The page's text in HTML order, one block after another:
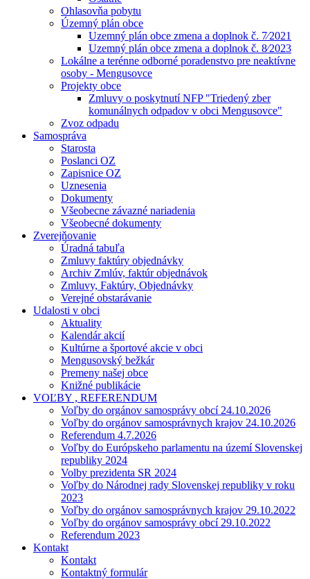
Ohlasovňa pobytu
Územný plán obce
Uzemný plán obce zmena a doplnok č. 7⁄2021
Uzemný plán obce zmena a doplnok č. 8⁄2023
Lokálne a terénne odborné poradenstvo pre neaktívne
osoby - Mengusovce
Projekty obce
Zmluvy o poskytnutí NFP "Triedený zber
komunálnych odpadov v obci Mengusovce"
Zvoz odpadu
Samospráva
Starosta
Poslanci OZ
Zapisnice OZ
Uznesenia
Dokumenty
Všeobecne závazné nariadenia
Všeobecné dokumenty
Zverejňovanie
Úradná tabuľa
Zmluvy faktúry objednávky
Archiv Zmlúv, faktúr objednávok
Zmluvy, Faktúry, Objednávky
Verejné obstarávanie
Udalosti v obci
Aktuality
Kalendár akcií
Kultúrne a športové akcie v obci
Mengusovský bežkár
Premeny našej obce
Knižné publikácie
VOĽBY , REFERENDUM
Voľby do orgánov samosprávy obcí 24.10.2026
Voľby do orgánov samosprávnych krajov 24.10.2026
Referendum 4.7.2026
Voľby do Európskeho parlamentu na území Slovenskej
republiky 2024
Volby prezidenta SR 2024
Voľby do Národnej rady Slovenskej republiky v roku
2023
Voľby do orgánov samosprávnych krajov 29.10.2022
Voľby do orgánov samosprávy obcí 29.10.2022
Referendum 2023
Kontakt
Kontakt
Kontaktný formulár